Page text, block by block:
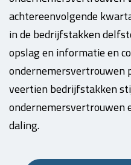
achtereenvolgende
in de bedrijfstakken
opslag en informatie en
ondernemersvertrouwen
veertien bedrijfstakken
ondernemersvertrouwen
daling.